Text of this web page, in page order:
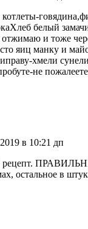
белый
и тоже
яиц манку и
хмели
не
в 10:21 дп
рецепт.
остальное в